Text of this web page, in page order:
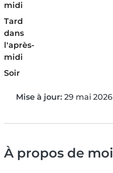
midi
Tard
dans
l'après-
midi
Soir
Mise à jour: 29 mai 2026
À propos de moi